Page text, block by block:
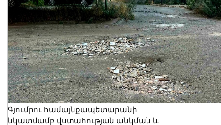
Գյումրու համայնքապետարանի
նկատմամբ վստահության անկման և